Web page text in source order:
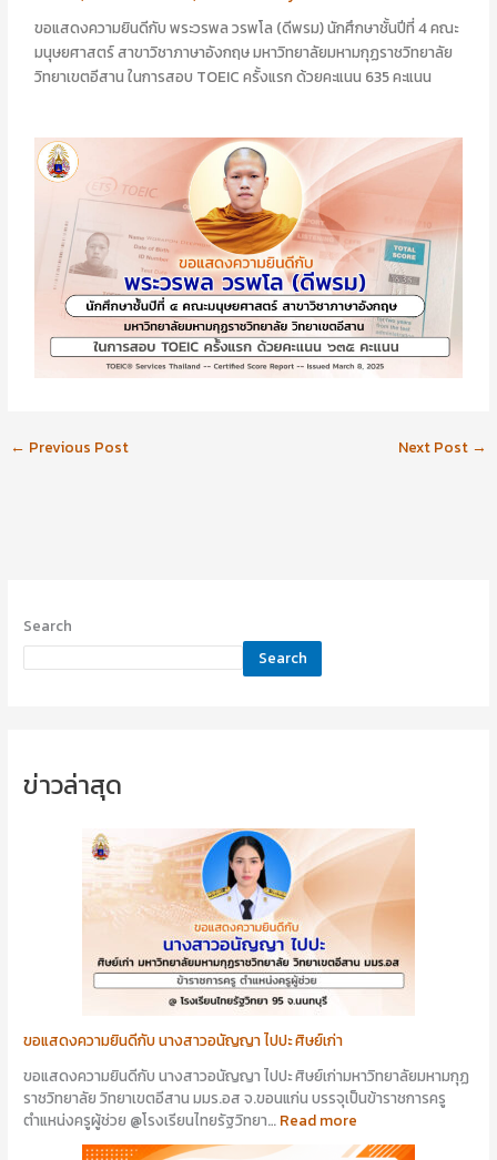
ขอแสดงความยินดีกับ พระวรพล วรพโล (ดีพรม) นักศึกษาชั้นปีที่ 4 คณะ
มนุษยศาสตร์ สาขาวิชาภาษาอังกฤษ มหาวิทยาลัยมหามกุฏราชวิทยาลัย
วิทยาเขตอีสาน ในการสอบ TOEIC ครั้งแรก ด้วยคะแนน 635 คะแนน
← Previous Post Next Post →
Search
Search
ข่าวล่าสุด
ขอแสดงความยินดีกับ นางสาวอนัญญา ไปปะ ศิษย์เก่า
ขอแสดงความยินดีกับ นางสาวอนัญญา ไปปะ ศิษย์เก่ามหาวิทยาลัยมหามกุฏ
ราชวิทยาลัย วิทยาเขตอีสาน มมร.อส จ.ขอนแก่น บรรจุเป็นข้าราชการครู
ตำแหน่งครูผู้ช่วย @โรงเรียนไทยรัฐวิทยา… Read more
ญ
ไ
ป
ศิ
ษ
ก่
า
ย
ส
ร้
ศิ
เ
ก่